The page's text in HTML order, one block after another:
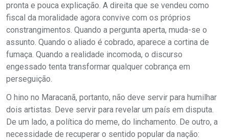
pronta e pouca explicação. A direita que se vendeu como
fiscal da moralidade agora convive com os próprios
constrangimentos. Quando a pergunta aperta, muda-se o
assunto. Quando o aliado é cobrado, aparece a cortina de
fumaça. Quando a realidade incomoda, o discurso
engessado tenta transformar qualquer cobrança em
perseguição.
O hino no Maracanã, portanto, não deve servir para humilhar
dois artistas. Deve servir para revelar um país em disputa.
De um lado, a política do meme, do linchamento. De outro, a
necessidade de recuperar o sentido popular da nação: